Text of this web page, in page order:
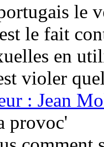
le
le fait
en
violer
: Jean
provoc'